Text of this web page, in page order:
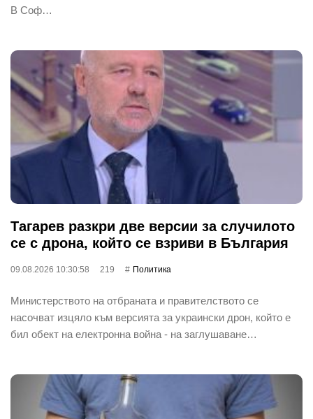
В Соф…
Тагарев разкри две версии за случилото
се с дрона, който се взриви в България
09.08.2026 10:30:58 219 Политика
Министерството на отбраната и правителството се
насочват изцяло към версията за украински дрон, който е
бил обект на електронна война - на заглушаване…